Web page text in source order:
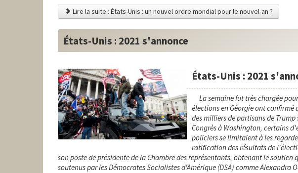
Lire la suite : États-Unis : un nouvel ordre mondial pour le nouvel-an ?
États-Unis : 2021 s'annonce
États-Unis : 2021
La semaine fut très chargée
élections en Géorgie ont
des milliers de partisans de
Congrès à Washington, certains
policiers se limitaient à les
ratification des résultats de
son poste de présidente de la Chambre des représentants, obtenant le
soutenus par les Démocrates Socialistes d'Amérique (DSA) comme Alexandra